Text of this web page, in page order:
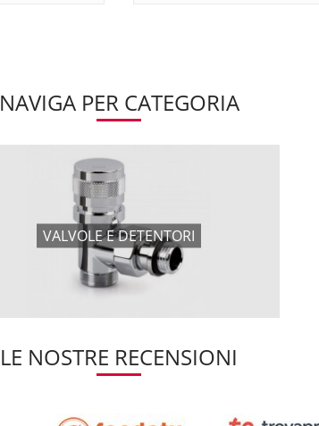
NAVIGA PER CATEGORIA
VALVOLE E DETENTORI
LE NOSTRE RECENSIONI